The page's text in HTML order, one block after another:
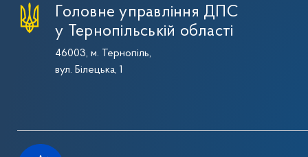
Головне управління ДПС
у Тернопільській області
46003, м. Тернопіль,
вул. Білецька, 1